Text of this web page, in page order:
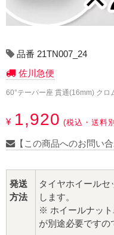
19インチ：冬タイヤホ
20インチ：冬タイヤホ
夏タイヤホイール
13インチ：夏タイヤホ
14インチ：夏タイヤ
15インチ：夏タイヤホ
16インチ：夏タイヤ
品番 21TN007_24
佐川急便
60°テーパー座 貫通(16mm) ク
¥ 1,920 (税込・送料
【この商品へのお問い合
発送
方法
タイヤホイール
します。
※ ホイールナット
が別途必要ですの